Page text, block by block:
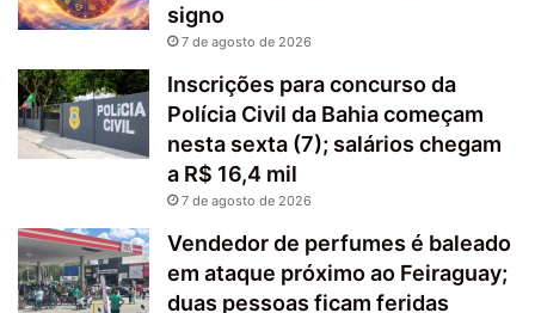
signo
7 de agosto de 2026
Inscrições para concurso da
Polícia Civil da Bahia começam
nesta sexta (7); salários chegam
a R$ 16,4 mil
7 de agosto de 2026
Vendedor de perfumes é baleado
em ataque próximo ao Feiraguay;
duas pessoas ficam feridas